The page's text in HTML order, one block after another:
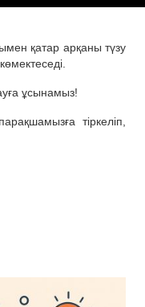
қатар арқаны түзу
ұсынамыз!
тіркеліп,